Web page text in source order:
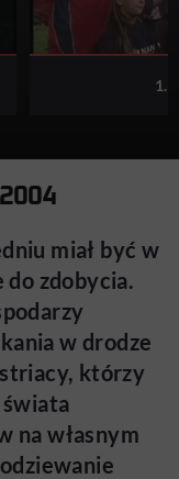
1.
miał być w
zdobycia.
w drodze
którzy
na własnym